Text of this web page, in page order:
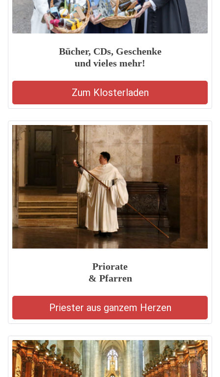
Bücher, CDs, Geschenke
und vieles mehr!
Zum Klosterladen
Priorate
& Pfarren
Priester aus ganzem Herzen